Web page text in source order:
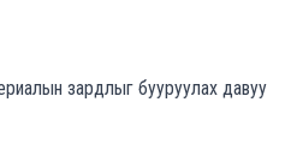
зардлыг бууруулах давуу